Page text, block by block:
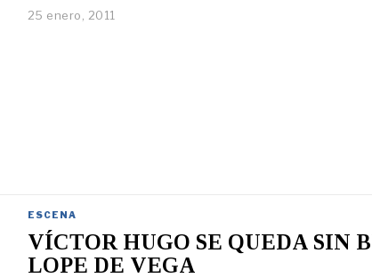
25 enero, 2011
ESCENA
VÍCTOR HUGO SE QUEDA SIN
LOPE DE VEGA